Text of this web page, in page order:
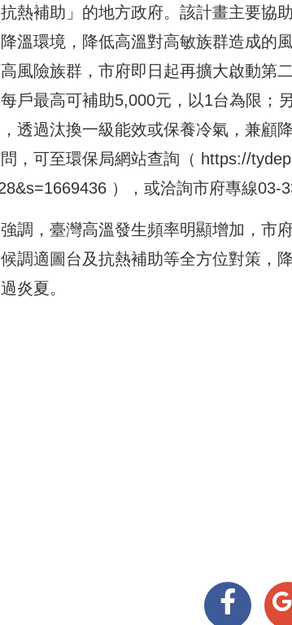
熱補助」的地方政府。該計畫主要協
溫環境，降低高溫對高敏族群造成的
風險族群，市府即日起再擴大啟動第
戶最高可補助5,000元，以1台為限；
透過汰換一級能效或保養冷氣，兼顧
，可至環保局網站查詢（ https://
），或洽詢市府專線03-
調，臺灣高溫發生頻率明顯增加，市
調適圖台及抗熱補助等全方位對策，
炎夏。